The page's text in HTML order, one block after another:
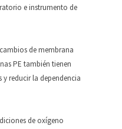
e instrumento de
de membrana
PE también tienen
reducir la dependencia
de oxígeno